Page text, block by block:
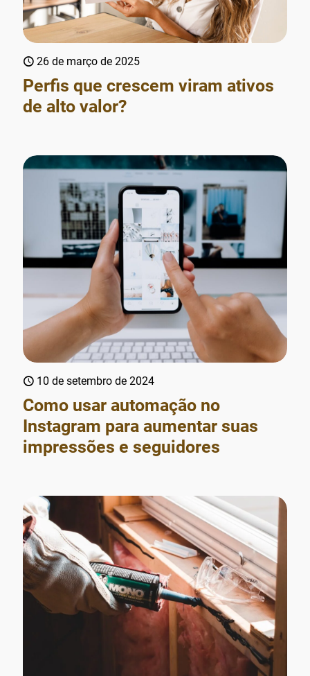
26 de março de 2025
Perfis que crescem viram ativos
de alto valor?
10 de setembro de 2024
Como usar automação no
Instagram para aumentar suas
impressões e seguidores